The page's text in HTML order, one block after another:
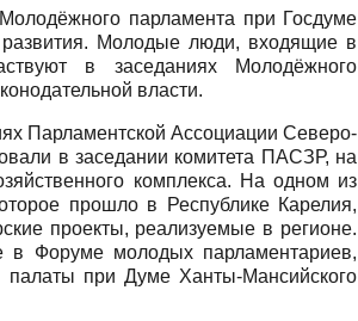
парламента при Госдуме
Молодые люди, входящие в
в заседаниях Молодёжного
власти.
Парламентской Ассоциации Северо-
в заседании комитета ПАСЗР, на
комплекса. На одном из
прошло в Республике Карелия,
проекты, реализуемые в регионе.
в Форуме молодых парламентариев,
при Думе Ханты-Мансийского